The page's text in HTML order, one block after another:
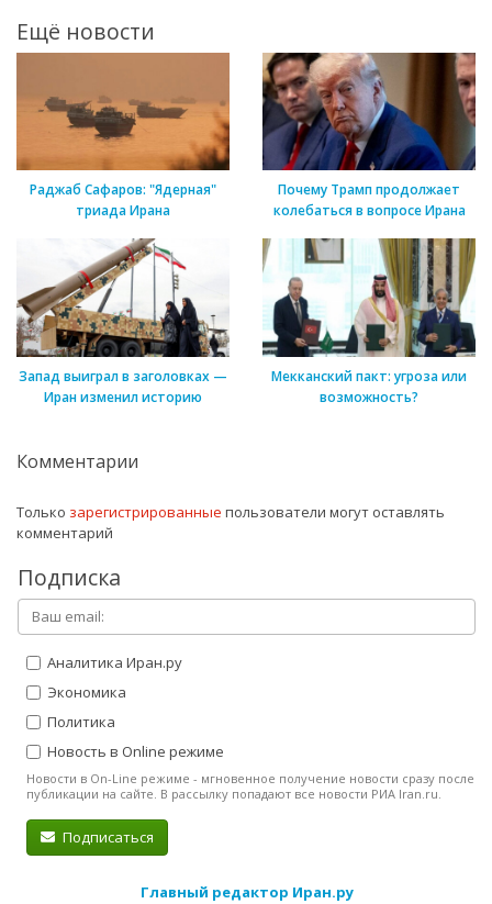
Ещё новости
Раджаб Сафаров: "Ядерная"
триада Ирана
Почему Трамп продолжает
колебаться в вопросе Ирана
Запад выиграл в заголовках —
Иран изменил историю
Мекканский пакт: угроза или
возможность?
Комментарии
Только зарегистрированные пользователи могут оставлять
комментарий
Подписка
Аналитика Иран.ру
Экономика
Политика
Новость в Online режиме
Новости в On-Line режиме - мгновенное получение новости сразу после
публикации на сайте. В рассылку попадают все новости РИА Iran.ru.
Подписаться
Главный редактор Иран.ру